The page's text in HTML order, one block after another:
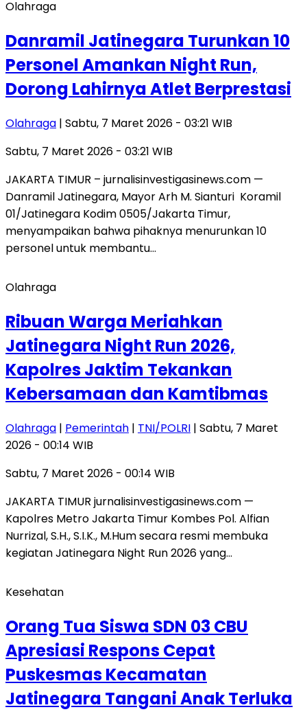
Olahraga
Danramil Jatinegara Turunkan 10
Personel Amankan Night Run,
Dorong Lahirnya Atlet Berprestasi
Olahraga | Sabtu, 7 Maret 2026 - 03:21 WIB
Sabtu, 7 Maret 2026 - 03:21 WIB
JAKARTA TIMUR – jurnalisinvestigasinews.com —
Danramil Jatinegara, Mayor Arh M. Sianturi Koramil
01/Jatinegara Kodim 0505/Jakarta Timur,
menyampaikan bahwa pihaknya menurunkan 10
personel untuk membantu…
Olahraga
Ribuan Warga Meriahkan
Jatinegara Night Run 2026,
Kapolres Jaktim Tekankan
Kebersamaan dan Kamtibmas
Olahraga | Pemerintah | TNI/POLRI | Sabtu, 7 Maret
2026 - 00:14 WIB
Sabtu, 7 Maret 2026 - 00:14 WIB
JAKARTA TIMUR jurnalisinvestigasinews.com —
Kapolres Metro Jakarta Timur Kombes Pol. Alfian
Nurrizal, S.H., S.I.K., M.Hum secara resmi membuka
kegiatan Jatinegara Night Run 2026 yang…
Kesehatan
Orang Tua Siswa SDN 03 CBU
Apresiasi Respons Cepat
Puskesmas Kecamatan
Jatinegara Tangani Anak Terluka